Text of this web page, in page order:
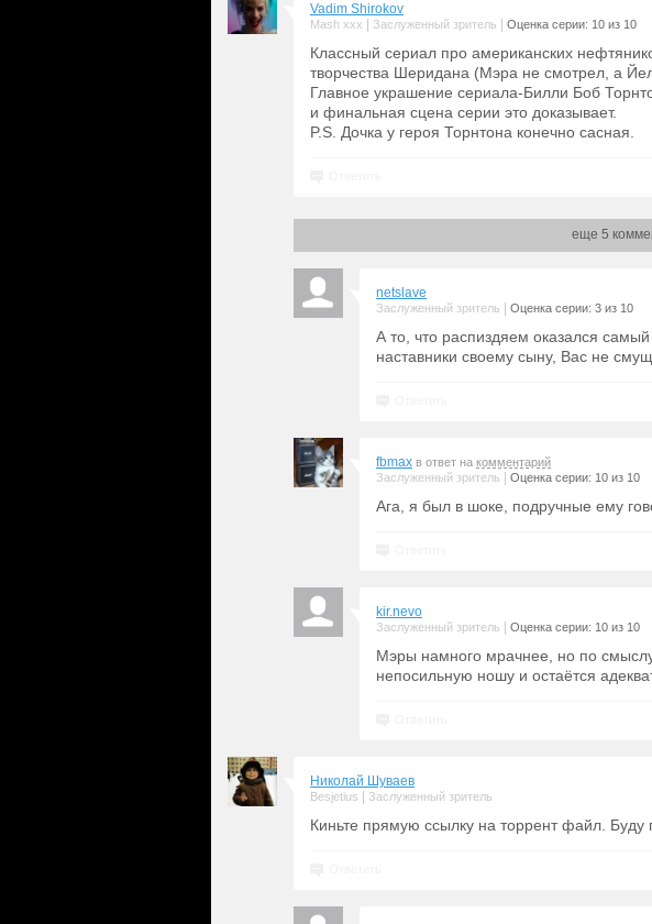
Vadim Shirokov
Mash xxx Заслуженный зритель Оценка серии: 10 из 10
Классный сериал про американских
творчества Шеридана (Мэра не смотрел, а
Главное украшение сериала-Билли Боб
и финальная сцена серии это доказывает.
P.S. Дочка у героя Торнтона конечно сасная.
еще 5
netslave
Заслуженный зритель Оценка серии: 3 из 10
А то, что распиздяем оказался
наставники своему сыну, Вас не
fbmax в ответ на комментарий
Заслуженный зритель
Оценка серии: 10 из 10
Ага, я был в шоке, подручные ему
kir.nevo
Заслуженный зритель Оценка серии: 10 из 10
Мэры намного мрачнее, но по
непосильную ношу и остаётся
Николай Шуваев
Besjetius Заслуженный зритель
Киньте прямую ссылку на торрент файл. Буду